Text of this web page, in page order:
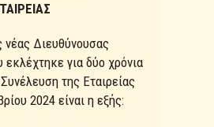
νέας Διευθύνουσας
εκλέχτηκε για δύο χρόνια
της Εταιρείας
2024 είναι η εξής: